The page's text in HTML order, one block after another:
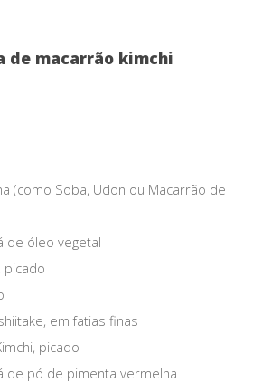
de macarrão kimchi
(como Soba, Udon ou Macarrão de
de óleo vegetal
picado
em fatias finas
picado
de pó de pimenta vermelha